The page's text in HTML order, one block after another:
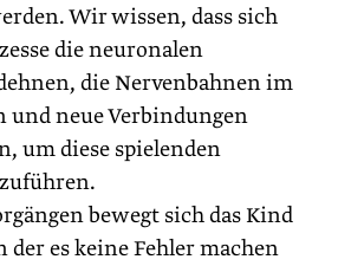
Wir wissen, dass sich
die neuronalen
die Nervenbahnen im
und neue Verbindungen
um diese spielenden
bewegt sich das Kind
es keine Fehler machen